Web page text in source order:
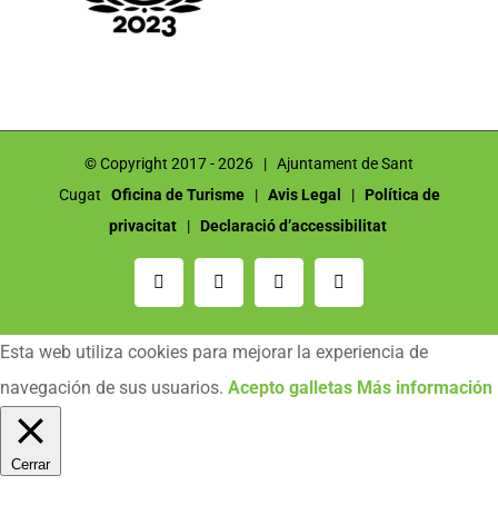
© Copyright 2017 -2026 | Ajuntament de Sant
Cugat Oficina de Turisme| Avis Legal | Política de
privacitat| Declaració d’accessibilitat
Correo
electrónico
InstagramFacebookYouTube
Esta web utiliza cookies para mejorar la experiencia de
navegación de sus usuarios. Acepto galletas Más información
Cerrar